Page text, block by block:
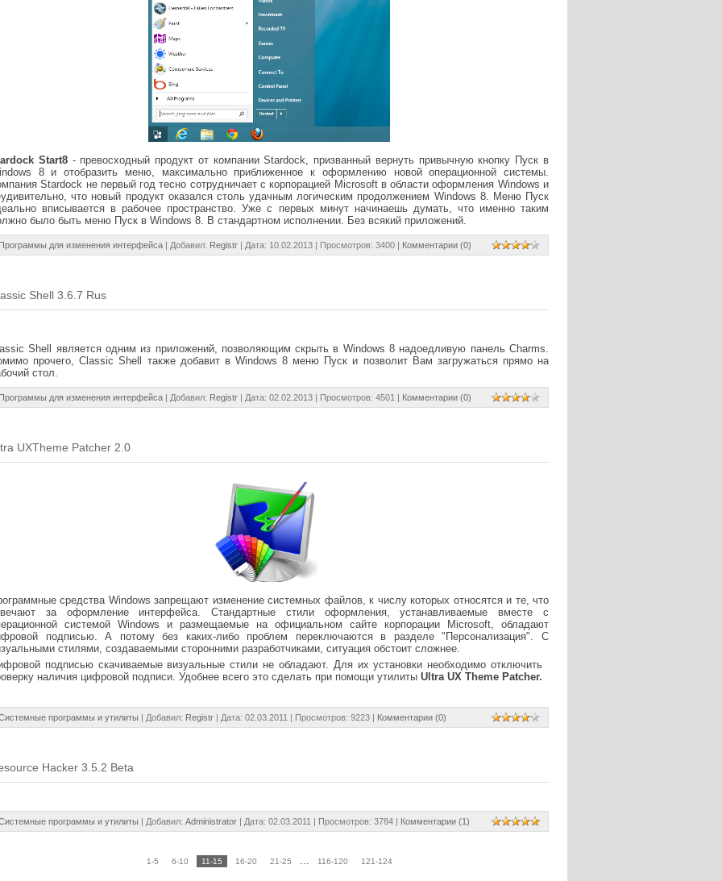
Start8- превосходный продукт от компании Stardock, призванный вернуть привычную кнопку Пуск в
8 и отобразить меню, максимально приближенное к оформлению новой операционной системы.
Stardock не первый год тесно сотрудничает с корпорацией Microsoft в области оформления Windows и
что новый продукт оказался столь удачным логическим продолжением Windows 8. Меню Пуск
вписывается в рабочее пространство. Уже с первых минут начинаешь думать, что именно таким
было быть меню Пуск в Windows 8. В стандартном исполнении. Без всякий приложений.
для изменения интерфейса | Добавил: Registr | Дата: 10.02.2013 | Просмотров: 3400 | Комментарии (0)
Shell 3.6.7 Rus
Shell является одним из приложений, позволяющим скрыть в Windows 8 надоедливую панель Charms.
прочего, Classic Shell также добавит в Windows 8 меню Пуск и позволит Вам загружаться прямо на
стол.
для изменения интерфейса | Добавил: Registr | Дата: 02.02.2013 | Просмотров: 4501 | Комментарии (0)
UXTheme Patcher 2.0
средства Windows запрещают изменение системных файлов, к числу которых относятся и те, что
за оформление интерфейса. Стандартные стили оформления, устанавливаемые вместе с
системой Windows и размещаемые на официальном сайте корпорации Microsoft, обладают
подписью. А потому без каких-либо проблем переключаются в разделе "Персонализация". С
стилями, создаваемыми сторонними разработчиками, ситуация обстоит сложнее.
подписью скачиваемые визуальные стили не обладают. Для их установки необходимо отключить
наличия цифровой подписи. Удобнее всего это сделать при помощи утилиты Ultra UX Theme Patcher.
программы и утилиты | Добавил: Registr | Дата: 02.03.2011 | Просмотров: 9223 | Комментарии (0)
Hacker 3.5.2 Beta
программы и утилиты | Добавил: Administrator | Дата: 02.03.2011 | Просмотров: 3784 | Комментарии (1)
1-5 6-10 11-15 16-20 21-25 ... 116-120 121-124